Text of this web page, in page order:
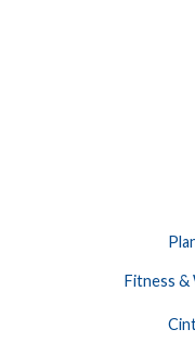
Fitness &